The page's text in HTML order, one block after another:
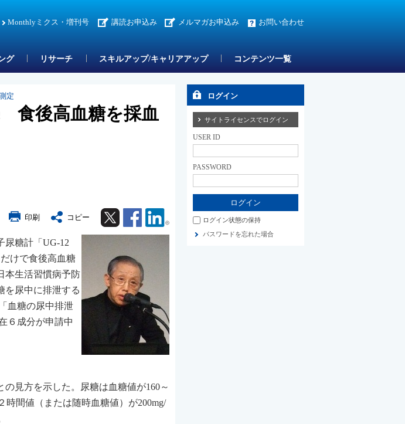
Monthlyミクス・増刊号 講読お申込み メルマガお申込み お問い合わせ
グ リサーチ スキルアップ/キャリアアップ コンテンツ一覧
定
食後高血糖を採血
印刷 コピー Twitter Facebook Linkedin
尿糖計「UG-12
けで食後高血糖
本生活習慣病予防
を尿中に排泄する
血糖の尿中排泄
６成分が申請中
見方を示した。尿糖は血糖値が160～
時間値（または随時血糖値）が200mg/
ログイン
サイトライセンスでログイン
USER ID
PASSWORD
ログイン状態の保持
パスワードを忘れた場合